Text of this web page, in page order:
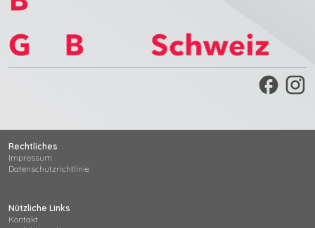
facebook
Rechtliches
Impressum
Datenschutzrichtlinie
Nützliche Links
Kontakt